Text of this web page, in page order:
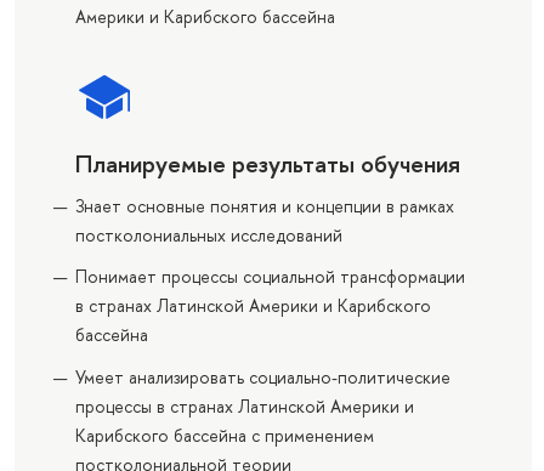
Америки и Карибского бассейна
Планируемые результаты обучения
Знает основные понятия и концепции в рамках
постколониальных исследований
Понимает процессы социальной трансформации
в странах Латинской Америки и Карибского
бассейна
Умеет анализировать социально-политические
процессы в странах Латинской Америки и
Карибского бассейна с применением
постколониальной теории